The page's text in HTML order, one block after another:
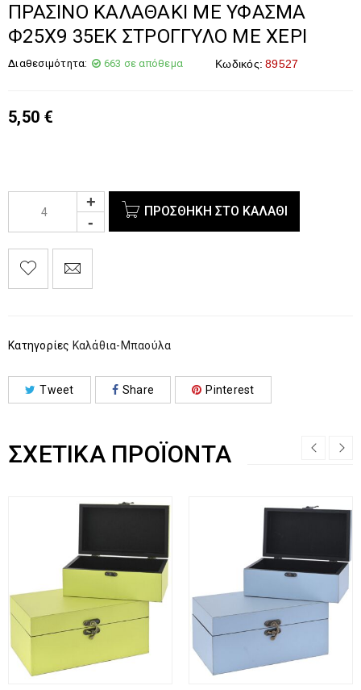
ΠΡΑΣΙΝΟ ΚΑΛΑΘΑΚΙ ΜΕ ΥΦΑΣΜΑ
Φ25Χ9 35ΕΚ ΣΤΡΟΓΓΥΛΟ ΜΕ ΧΕΡΙ
Διαθεσιμότητα: 663 σε απόθεμα Κωδικός: 89527
5,50 €
ΠΡΟΣΘΉΚΗ ΣΤΟ ΚΑΛΆΘΙ
Κατηγορίες Καλάθια-Μπαούλα
Tweet Share Pinterest
ΣΧΕΤΙΚΆ ΠΡΟΪΌΝΤΑ